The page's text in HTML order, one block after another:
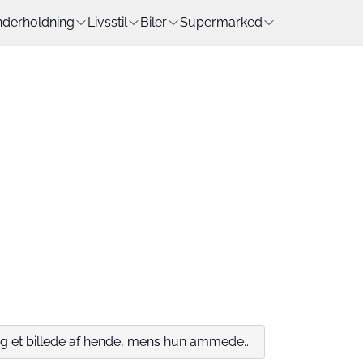
Livsstil Biler Supermarked
et billede af hende, mens hun ammede...